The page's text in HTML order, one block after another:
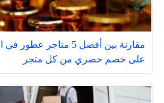
مقارنة بين أفضل 5
على خصم حصري من كل متجر